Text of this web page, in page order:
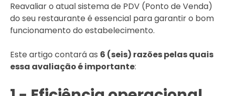
Reavaliar o atual sistema de PDV (Ponto de Venda)
do seu restaurante é essencial para garantir o bom
funcionamento do estabelecimento.
Este artigo contará as 6 (seis) razões pelas quais
essa avaliação é importante: